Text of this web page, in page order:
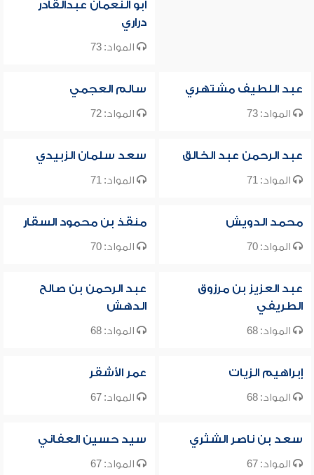
أبو النعمان عبدالقادر
دراري
المواد: 73
عبد اللطيف مشتهري
المواد: 73
سالم العجمي
المواد: 72
عبد الرحمن عبد الخالق
المواد: 71
سعد سلمان الزبيدي
المواد: 71
محمد الدويش
المواد: 70
منقذ بن محمود السقار
المواد: 70
عبد العزيز بن مرزوق
الطريفي
المواد: 68
عبد الرحمن بن صالح
الدهش
المواد: 68
إبراهيم الزيات
المواد: 68
عمر الأشقر
المواد: 67
سعد بن ناصر الشثري
المواد: 67
سيد حسين العفاني
المواد: 67